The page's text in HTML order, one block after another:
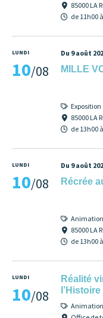
85000 LA
de 11h00
LUNDI
10/08
Du 9 août
MILLE
Exposition
85000 LA
de 13h00
LUNDI
10/08
Du 9 août
Récrée
Animation
85000 LA
de 13h00
LUNDI
10/08
Réalité
l’Histoire
Animation